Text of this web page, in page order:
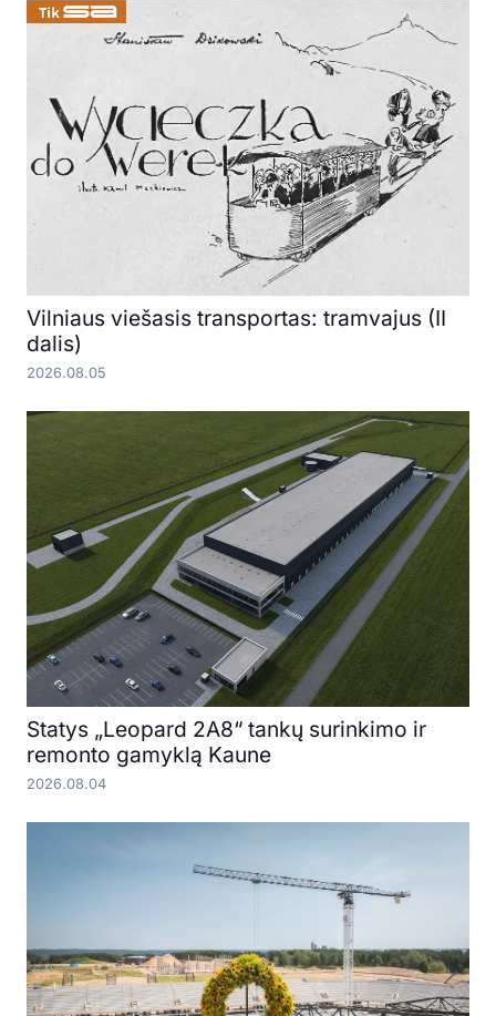
Vilniaus viešasis transportas: tramvajus (II
dalis)
2026.08.05
Statys „Leopard 2A8“ tankų surinkimo ir
remonto gamyklą Kaune
2026.08.04